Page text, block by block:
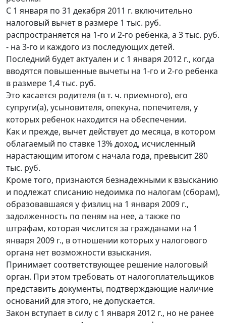
С 1 января по 31 декабря 2011 г. включительно
налоговый вычет в размере 1 тыс. руб.
распространяется на 1-го и 2-го ребенка, а 3 тыс. руб.
- на 3-го и каждого из последующих детей.
Последний будет актуален и с 1 января 2012 г., когда
вводятся повышенные вычеты на 1-го и 2-го ребенка
в размере 1,4 тыс. руб.
Это касается родителя (в т. ч. приемного), его
супруги(а), усыновителя, опекуна, попечителя, у
которых ребенок находится на обеспечении.
Как и прежде, вычет действует до месяца, в котором
облагаемый по ставке 13% доход, исчисленный
нарастающим итогом с начала года, превысит 280
тыс. руб.
Кроме того, признаются безнадежными к взысканию
и подлежат списанию недоимка по налогам (сборам),
образовавшаяся у физлиц на 1 января 2009 г.,
задолженность по пеням на нее, а также по
штрафам, которая числится за гражданами на 1
января 2009 г., в отношении которых у налогового
органа нет возможности взыскания.
Принимает соответствующее решение налоговый
орган. При этом требовать от налогоплательщиков
представить документы, подтверждающие наличие
оснований для этого, не допускается.
Закон вступает в силу с 1 января 2012 г., но не ранее